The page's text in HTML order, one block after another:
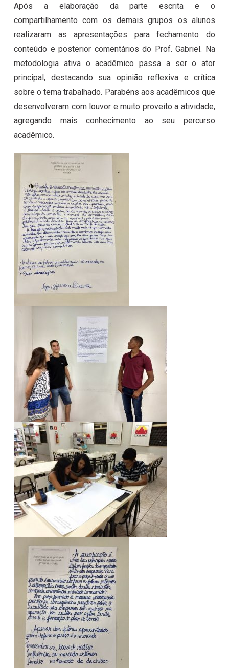
Após a elaboração da parte escrita e o
compartilhamento com os demais grupos os alunos
realizaram as apresentações para fechamento do
conteúdo e posterior comentários do Prof. Gabriel. Na
metodologia ativa o acadêmico passa a ser o ator
principal, destacando sua opinião reflexiva e crítica
sobre o tema trabalhado. Parabéns aos acadêmicos que
desenvolveram com louvor e muito proveito a atividade,
agregando mais conhecimento ao seu percurso
acadêmico.